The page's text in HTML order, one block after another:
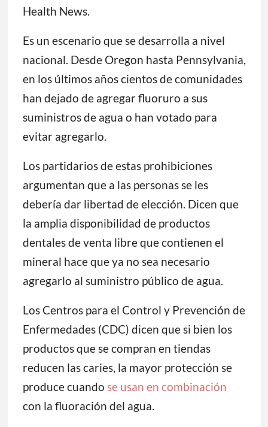
Health News.
Es un escenario que se desarrolla a nivel
nacional. Desde Oregon hasta Pennsylvania,
en los últimos años cientos de comunidades
han dejado de agregar fluoruro a sus
suministros de agua o han votado para
evitar agregarlo.
Los partidarios de estas prohibiciones
argumentan que a las personas se les
debería dar libertad de elección. Dicen que
la amplia disponibilidad de productos
dentales de venta libre que contienen el
mineral hace que ya no sea necesario
agregarlo al suministro público de agua.
Los Centros para el Control y Prevención de
Enfermedades (CDC) dicen que si bien los
productos que se compran en tiendas
reducen las caries, la mayor protección se
produce cuando se usan en combinación
con la fluoración del agua.